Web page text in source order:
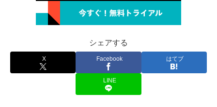
シェアする
X Facebook はてブ
LINE